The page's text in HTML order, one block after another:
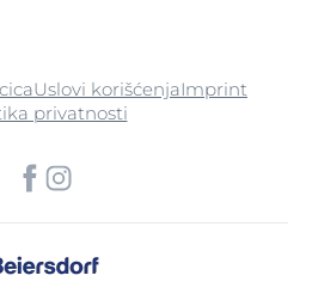
Uslovi korišćenjaImprint
privatnosti